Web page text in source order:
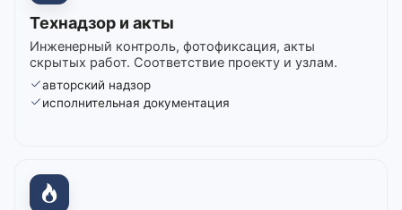
Технадзор и акты
Инженерный контроль, фотофиксация, акты
скрытых работ. Соответствие проекту и узлам.
авторский надзор
исполнительная документация